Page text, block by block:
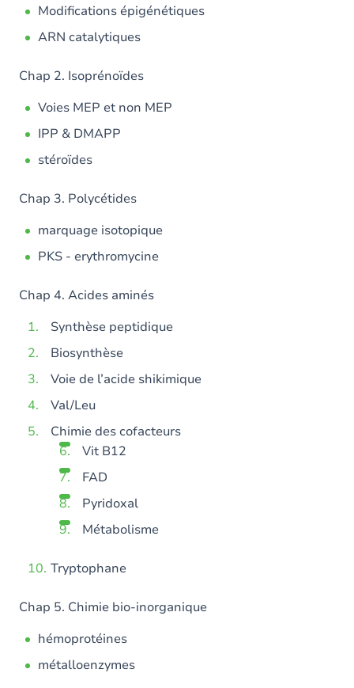
Modifications épigénétiques
ARN catalytiques
Chap 2. Isoprénoïdes
Voies MEP et non MEP
IPP & DMAPP
stéroïdes
Chap 3. Polycétides
marquage isotopique
PKS - erythromycine
Chap 4. Acides aminés
Synthèse peptidique
Biosynthèse
Voie de l’acide shikimique
Val/Leu
Chimie des cofacteurs
Vit B12
FAD
Pyridoxal
Métabolisme
Tryptophane
Chap 5. Chimie bio-inorganique
hémoprotéines
métalloenzymes